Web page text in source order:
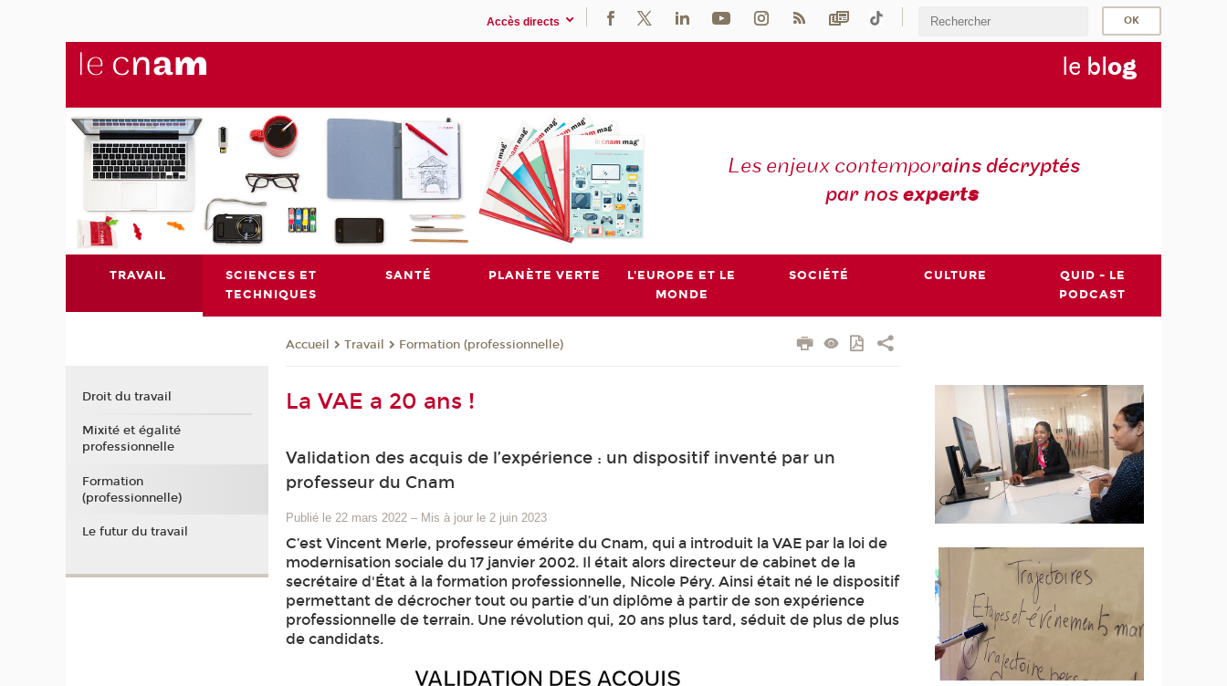
Accès directs
le blog
Les enjeux contemporains décryptés
par nosexperts
TRAVAIL
SCIENCES ET
TECHNIQUES
SANTÉ PLANÈTE VERTE
L'EUROPE ET LE
MONDE
SOCIÉTÉ CULTURE
QUID - LE
PODCAST
Accueil Travail Formation (professionnelle)
La VAE a 20 ans !
Validation des acquis de l’expérience : un dispositif inventé par un
professeur du Cnam
Publié le 22 mars 2022 – Mis à jour le 2 juin 2023
C’est Vincent Merle, professeur émérite du Cnam, qui a introduit la VAE par la loi de
modernisation sociale du 17 janvier 2002. Il était alors directeur de cabinet de la
secrétaire d'État à la formation professionnelle, Nicole Péry. Ainsi était né le dispositif
permettant de décrocher tout ou partie d’un diplôme à partir de son expérience
professionnelle de terrain. Une révolution qui, 20 ans plus tard, séduit de plus de plus
de candidats.
Droit du travail
Mixité et égalité
professionnelle
Formation
(professionnelle)
Le futur du travail